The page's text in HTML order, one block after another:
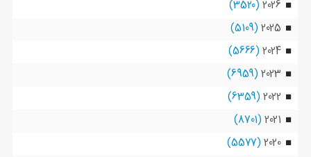
2026
(3520)
2025
(5109)
2024
(5666)
2023
(6959)
2022
(6359)
2021
(8701)
2020
(5577)